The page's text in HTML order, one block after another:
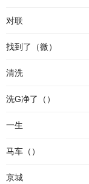
对联
找到了（微）
清洗
洗G净了（）
一生
马车（）
京城